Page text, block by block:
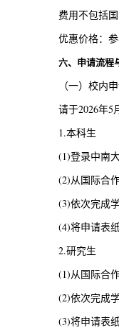
费用不包括
优惠价格：
六、申请流程
（一）校内
请于2026年5
1.本科生
(1)登录中南
(2)从国际合
(3)依次完成
(4)将申请表
2.研究生
(1)从国际合
(2)依次完成
(3)将申请表